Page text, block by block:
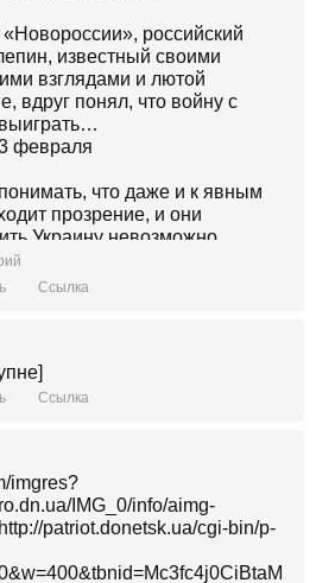
российский
известный своими
взглядами и лютой
вдруг понял, что войну с
февраля
что даже и к явным
прозрение, и они
Украину невозможно…
российский
вдруг понял, что войну с
боли он не чувствует,
боится!
привычных
и антиукраинских
россиян забыть про
Ссылка
Ссылка
imgres?
IMG_0/info/aimg-
patriot.donetsk.ua/cgi-bin/p-